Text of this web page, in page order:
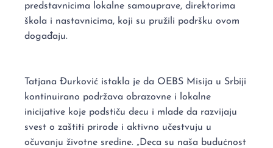
predstavnicima lokalne samouprave, direktorima
škola i nastavnicima, koji su pružili podršku ovom
događaju.
Tatjana Đurković istakla je da OEBS Misija u Srbiji
kontinuirano podržava obrazovne i lokalne
inicijative koje podstiču decu i mlade da razvijaju
svest o zaštiti prirode i aktivno učestvuju u
očuvanju životne sredine. „Deca su naša budućnost